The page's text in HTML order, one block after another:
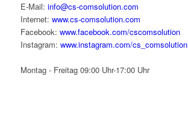
E-Mail: info@cs-comsolution.com
Internet: www.cs-comsolution.com
Facebook: www.facebook.com/cscomsolution
Instagram: www.instagram.com/cs_comsolution
Montag - Freitag 09:00 Uhr-17:00 Uhr